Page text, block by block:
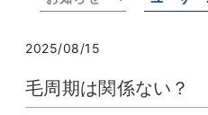
2025/08/15
毛周期は関係ない？